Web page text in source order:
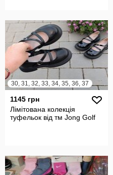
30, 31, 32, 33, 34, 35, 36, 37
1145 грн
Лімітована колекція
туфельок від тм Jong Golf